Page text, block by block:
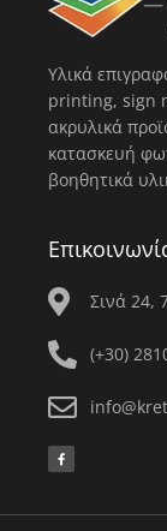
Υλικά
printing, sign
ακρυλικά
κατασκευή
βοηθητικά
Σινά 24,
(+30)
F
a
c